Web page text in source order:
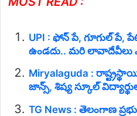
UPI : ఫోన్ పే, గూగుల్
ఉండదు.. మరి లావాదేవీలు
Miryalaguda :
జాన్స్, శిష్య స్కూల్
TG News : తెలంగాణ